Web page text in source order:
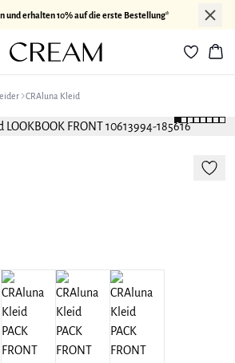
und erhalten 10% auf die erste Bestellung*
CRAluna Kleid